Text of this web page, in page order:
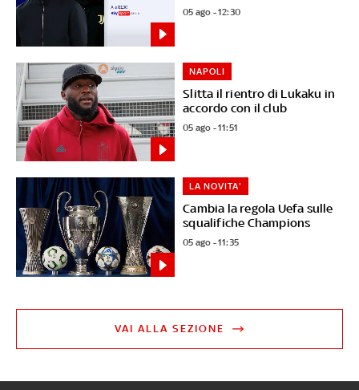
05 ago - 12:30
Slitta il rientro di Lukaku in
accordo con il club
NAPOLI
05 ago - 11:51
Cambia la regola Uefa sulle
squalifiche Champions
LA NOVITA'
05 ago - 11:35
VAI ALLA SEZIONE